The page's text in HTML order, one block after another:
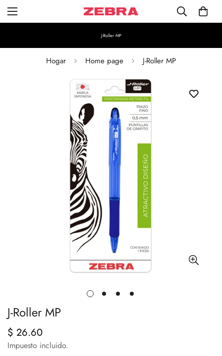
J-Roller MP
Hogar Home page J-Roller MP
J-Roller MP
Precio
regular
$ 26.60
Impuesto incluido.